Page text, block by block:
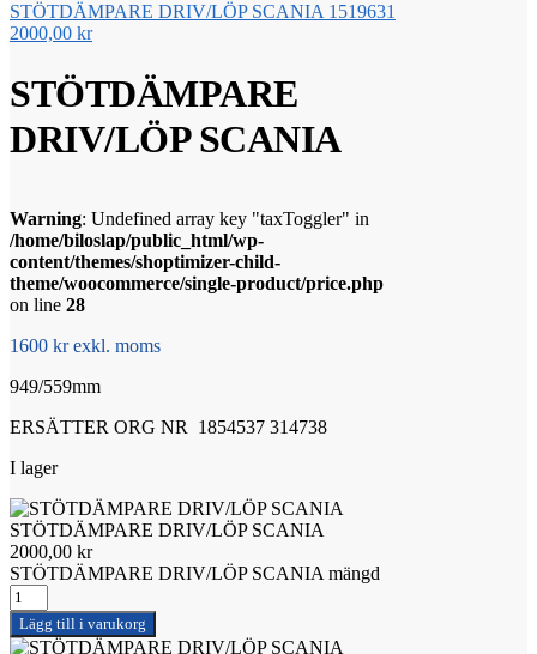
STÖTDÄMPARE DRIV/LÖP SCANIA 1519631
2000,00 kr
STÖTDÄMPARE
DRIV/LÖP SCANIA
Warning: Undefined array key "taxToggler" in
/home/biloslap/public_html/wp-
content/themes/shoptimizer-child-
theme/woocommerce/single-product/price.php
on line 28
1600 kr exkl. moms
949/559mm
ERSÄTTER ORG NR 1854537 314738
I lager
STÖTDÄMPARE DRIV/LÖP SCANIA
2000,00 kr
STÖTDÄMPARE DRIV/LÖP SCANIA mängd
Lägg till i varukorg